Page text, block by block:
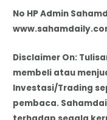
No HP Admin
Disclaimer On:
membeli atau
Investasi/Trading
pembaca.